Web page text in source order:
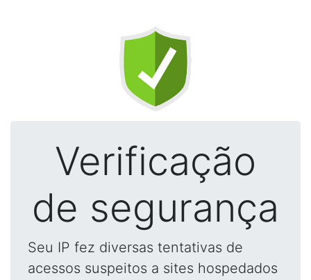
Verificação
de segurança
Seu IP fez diversas tentativas de
acessos suspeitos a sites hospedados